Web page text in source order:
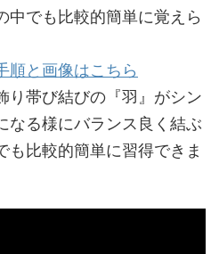
中でも比較的簡単に覚えら
順と画像はこちら
り帯び結びの『羽』がシン
なる様にバランス良く結ぶ
も比較的簡単に習得できま